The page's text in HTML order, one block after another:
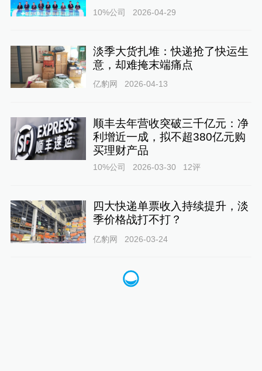
10%公司 2026-04-29
淡季大货扎堆：快递抢了快运生
意，却难掩末端痛点
亿豹网 2026-04-13
顺丰去年营收突破三千亿元：净
利增近一成，拟不超380亿元购
买理财产品
10%公司 2026-03-30 12评
四大快递单票收入持续提升，淡
季价格战打不打？
亿豹网 2026-03-24